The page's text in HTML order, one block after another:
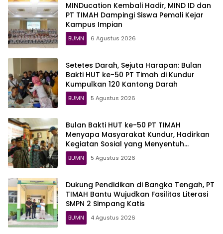
MINDucation Kembali Hadir, MIND ID dan
PT TIMAH Dampingi Siswa Pemali Kejar
Kampus Impian
BUMN 6 Agustus 2026
Setetes Darah, Sejuta Harapan: Bulan
Bakti HUT ke-50 PT Timah di Kundur
Kumpulkan 120 Kantong Darah
BUMN 5 Agustus 2026
Bulan Bakti HUT ke-50 PT TIMAH
Menyapa Masyarakat Kundur, Hadirkan
Kegiatan Sosial yang Menyentuh
Langsung Warga
BUMN 5 Agustus 2026
Dukung Pendidikan di Bangka Tengah, PT
TIMAH Bantu Wujudkan Fasilitas Literasi
SMPN 2 Simpang Katis
BUMN 4 Agustus 2026